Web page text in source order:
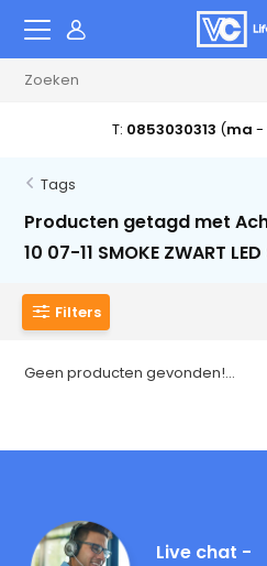
T: 0853030313 (ma -
Tags
Producten getagd met
10 07-11 SMOKE ZWART LED
Filters
Geen producten gevonden!...
Live chat -